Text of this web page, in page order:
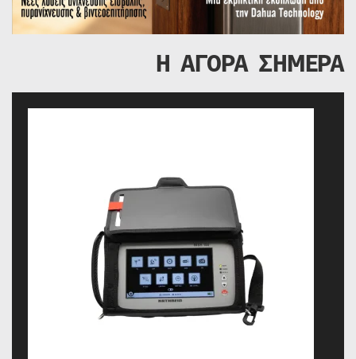
Η ΑΓΟΡΑ ΣΗΜΕΡΑ